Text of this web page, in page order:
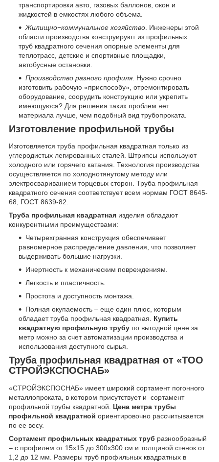
транспортировки авто, газовых баллонов, окон и
жидкостей в емкостях любого объема.
Жилищно−коммунальное хозяйство . Инженеры этой
области производства конструируют из профильных
труб квадратного сечения опорные элементы для
теплотрасс, детские и спортивные площадки,
автобусные остановки.
Производство разного профиля . Нужно срочно
изготовить рабочую «приспособу», отремонтировать
оборудование, соорудить конструкцию или укрепить
имеющуюся? Для решения таких проблем нет
материала лучше, чем подобный вид трубопроката.
Изготовление профильной трубы
Изготовляется труба профильная квадратная только из
углеродистых легированных сталей. Штрипсы используют
холодного или горячего катания. Технология производства
осуществляется по холоднотянутому методу или
электросвариванием торцевых сторон. Труба профильная
квадратного сечения соответствует всем нормам ГОСТ 8645-
68, ГОСТ 8639-82.
Труба профильная квадратная изделия обладают
конкурентными преимуществами:
Четырехгранная конструкция обеспечивает
равномерное распределение давления, что позволяет
выдерживать большие нагрузки.
Инертность к механическим повреждениям.
Легкость и пластичность.
Простота и доступность монтажа.
Полная окупаемость – еще один плюс, которым
обладает труба профильная квадратная. Купить
квадратную профильную трубу по выгодной цене за
метр можно за счет автоматизации производства и
использования доступного сырья.
Труба профильная квадратная от «ТОО
СТРОЙЭКСПОСНАБ»
«СТРОЙЭКСПОСНАБ» имеет широкий сортамент погонного
металлопроката, в котором присутствует и сортамент
профильной трубы квадратной. Цена метра трубы
профильной квадратной ориентировочно рассчитывается
по ее весу.
Сортамент профильных квадратных труб разнообразный
– с профилем от 15х15 до 300х300 см и толщиной стенок от
1,2 до 12 мм. Размеры труб профильных квадратных в